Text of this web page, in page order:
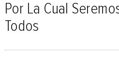
Por La Cual
Todos